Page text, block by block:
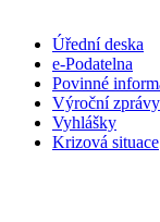
Úřední deska
e-Podatelna
Povinné
Výroční zprávy
Vyhlášky
Krizová situace